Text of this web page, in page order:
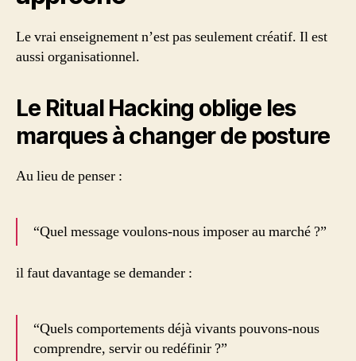
Le vrai enseignement n’est pas seulement créatif. Il est
aussi organisationnel.
Le Ritual Hacking oblige les
marques à changer de posture
Au lieu de penser :
“Quel message voulons-nous imposer au marché ?”
il faut davantage se demander :
“Quels comportements déjà vivants pouvons-nous
comprendre, servir ou redéfinir ?”